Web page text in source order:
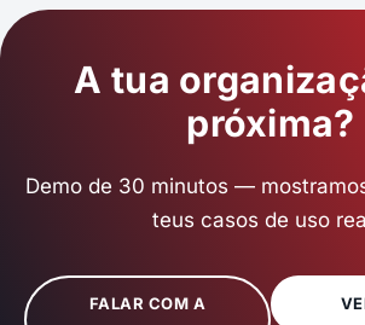
A tua
próxima?
Demo de 30 minutos —
teus casos de uso
FALAR COM A